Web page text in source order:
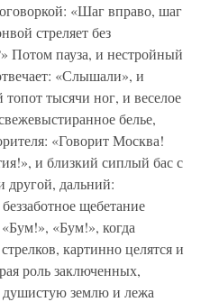
«Шаг вправо, шаг
стреляет без
Потом пауза, и нестройный
«Слышали», и
тысячи ног, и веселое
белье,
«Говорит Москва!
и близкий сиплый бас с
другой, дальний:
щебетание
«Бум!», когда
картинно целятся и
роль заключенных,
землю и лежа